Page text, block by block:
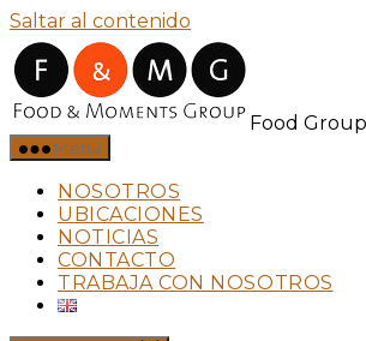
Saltar al contenido
Food Group
Menú
NOSOTROS
UBICACIONES
NOTICIAS
CONTACTO
TRABAJA CON NOSOTROS